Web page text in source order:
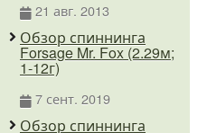
21 авг. 2013
Обзор спиннинга
Forsage Mr. Fox (2.29м;
1-12г)
7 сент. 2019
Обзор спиннинга